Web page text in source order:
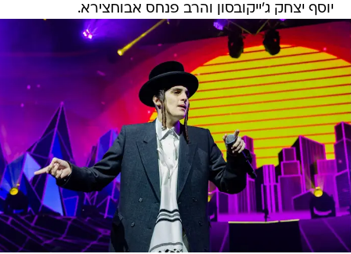
יוסף יצחק ג'ייקובסון והרב פנחס אבוחצירא.